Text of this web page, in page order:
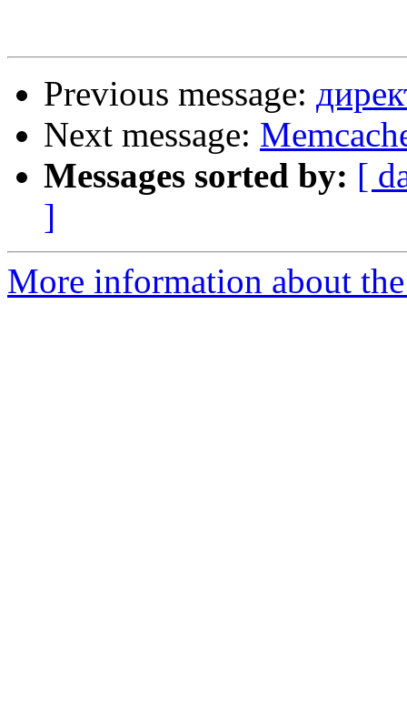
Previous message:
Next message:
Messages sorted by: [
]
More information about